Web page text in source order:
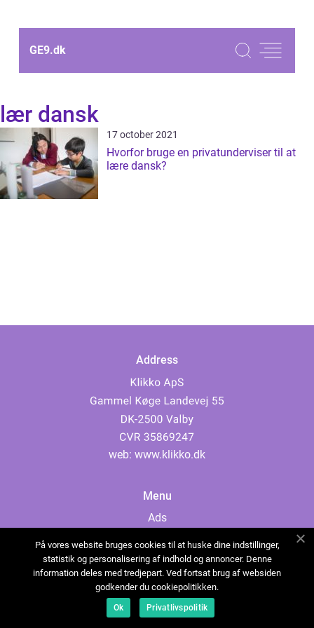
GE9.dk
lær dansk
17 october 2021
Hvorfor bruge en privatunderviser til at
lære dansk?
Address
web: www.klikko.dk
Menu
Ads
Cookies
Contact
Sitemap
På vores website bruges cookies til at huske dine indstillinger,
statistik og personalisering af indhold og annoncer. Denne
information deles med tredjepart. Ved fortsat brug af websiden
godkender du cookiepolitikken.
Ok Privatlivspolitik